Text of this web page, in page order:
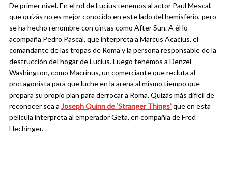
De primer nivel. En el rol de Lucius tenemos al actor Paul Mescal,
que quizás no es mejor conocido en este lado del hemisferio, pero
se ha hecho renombre con cintas como After Sun. A él lo
acompaña Pedro Pascal, que interpreta a Marcus Acacius, el
comandante de las tropas de Roma y la persona responsable de la
destrucción del hogar de Lucius. Luego tenemos a Denzel
Washington, como Macrinus, un comerciante que recluta al
protagonista para que luche en la arena al mismo tiempo que
prepara su propio plan para derrocar a Roma. Quizás más difícil de
reconocer sea a Joseph Quinn de ‘Stranger Things’que en esta
película interpreta al emperador Geta, en compañía de Fred
Hechinger.